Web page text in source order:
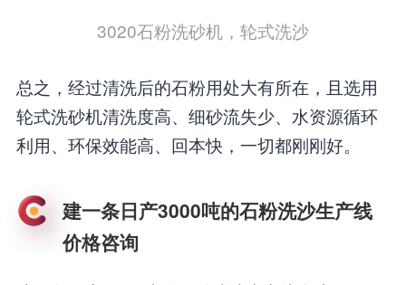
3020石粉洗砂机，轮式洗沙
总之，经过清洗后的石粉用处大有所在，且选用
轮式洗砂机清洗度高、细砂流失少、水资源循环
利用、环保效能高、回本快，一切都刚刚好。
建一条日产3000吨的石粉洗沙生产线
价格咨询